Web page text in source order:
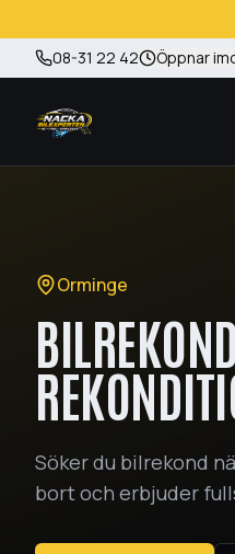
Hoppa till huvudinnehåll
08-31 22 42 Öppnar
Orminge
Söker du bilrekond
bort och erbjuder